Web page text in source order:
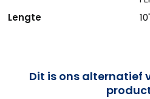
Lengte
Dit is ons alternatief